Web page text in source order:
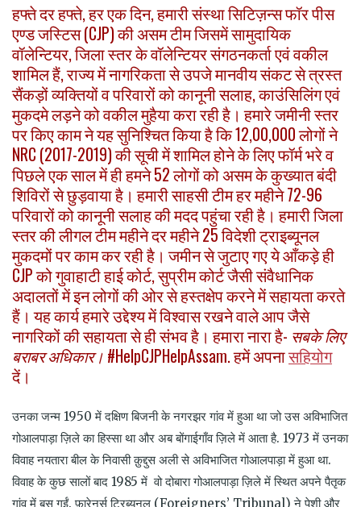
हफ्ते दर हफ्ते, हर एक दिन, हमारी संस्था सिटिज़न्स फॉर पीस
एण्ड जस्टिस (CJP) की असम टीम जिसमें सामुदायिक
वॉलेन्टियर, जिला स्तर के वॉलेन्टियर संगठनकर्ता एवं वकील
शामिल हैं, राज्य में नागरिकता से उपजे मानवीय संकट से त्रस्त
सैंकड़ों व्यक्तियों व परिवारों को कानूनी सलाह, काउंसिलिंग एवं
मुकदमे लड़ने को वकील मुहैया करा रही है। हमारे जमीनी स्तर
पर किए काम ने यह सुनिश्चित किया है कि 12,00,000 लोगों ने
NRC (2017-2019) की सूची में शामिल होने के लिए फॉर्म भरे व
पिछले एक साल में ही हमने 52 लोगों को असम के कुख्यात बंदी
शिविरों से छुड़वाया है। हमारी साहसी टीम हर महीने 72-96
परिवारों को कानूनी सलाह की मदद पहुंचा रही है। हमारी जिला
स्तर की लीगल टीम महीने दर महीने 25 विदेशी ट्राइब्यूनल
मुकदमों पर काम कर रही है। जमीन से जुटाए गए ये आँकड़े ही
CJP को गुवाहाटी हाई कोर्ट, सुप्रीम कोर्ट जैसी संवैधानिक
अदालतों में इन लोगों की ओर से हस्तक्षेप करने में सहायता करते
हैं। यह कार्य हमारे उद्देश्य में विश्वास रखने वाले आप जैसे
नागरिकों की सहायता से ही संभव है। हमारा नारा है- सबकेलिए
बराबर अधिकार। #HelpCJPHelpAssam. हमें अपनासहियोग
दें।
उनका जन्म 1950में दक्षिण बिजनी के नगरझर गांव में हुआ था जो उस अविभाजित
गोआलपाड़ा ज़िले का हिस्सा था और अब बोंगाईगाँव ज़िले में आता है. 1973में उनका
विवाह नयतारा बील के निवासी क़ुद्दुस अली से अविभाजित गोआलपाड़ा में हुआ था.
विवाह के कुछ सालों बाद 1985में वो दोबारा गोआलपाड़ा ज़िले में स्थित अपने पैतृक
गांव में बस गईं.फ़ारेनर्स ट्रिब्यूनल (Foreigners’ Tribunal)ने पेशी और